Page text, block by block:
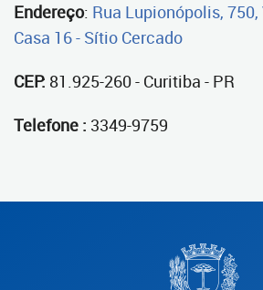
Endereço: Rua Lupionópolis,
Casa 16 - Sítio Cercado
CEP: 81.925-260 - Curitiba - PR
Telefone : 3349-9759